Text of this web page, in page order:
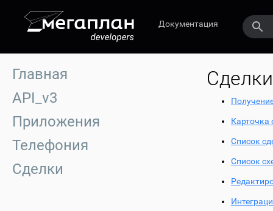
Документация
Главная
API_v3
Приложения
Телефония
Сделки
Сделки
Карточка
Список
Список